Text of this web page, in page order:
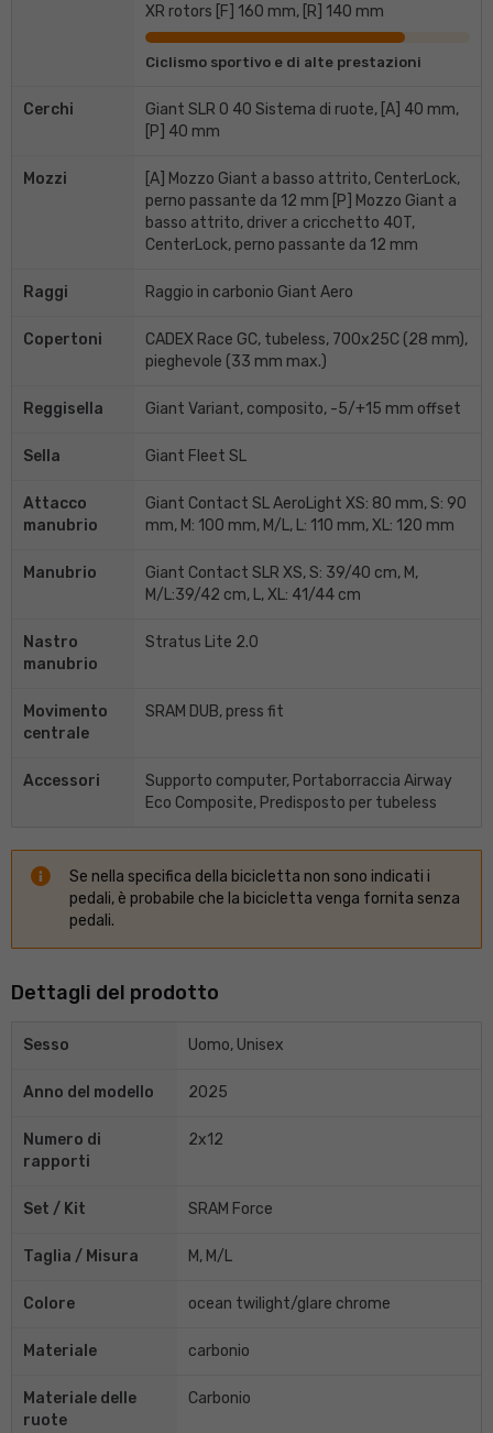
XR rotors [F] 160 mm, [R] 140 mm
Ciclismo sportivo e di alte prestazioni
Cerchi
Giant SLR 0 40 Sistema di ruote, [A] 40 mm,
[P] 40 mm
Mozzi
[A] Mozzo Giant a basso attrito, CenterLock,
perno passante da 12 mm [P] Mozzo Giant a
basso attrito, driver a cricchetto 40T,
CenterLock, perno passante da 12 mm
Raggi Raggio in carbonio Giant Aero
Copertoni
CADEX Race GC, tubeless, 700x25C (28 mm),
pieghevole (33 mm max.)
Reggisella Giant Variant, composito, -5/+15 mm offset
Sella Giant Fleet SL
Attacco
manubrio
Giant Contact SL AeroLight XS: 80 mm, S: 90
mm, M: 100 mm, M/L, L: 110 mm, XL: 120 mm
Manubrio
Giant Contact SLR XS, S: 39/40 cm, M,
M/L:39/42 cm, L, XL: 41/44 cm
Nastro
manubrio
Stratus Lite 2.0
Movimento
centrale
SRAM DUB, press fit
Accessori
Supporto computer, Portaborraccia Airway
Eco Composite, Predisposto per tubeless
Se nella specifica della bicicletta non sono indicati i
pedali, è probabile che la bicicletta venga fornita senza
pedali.
Dettagli del prodotto
Sesso Uomo, Unisex
Anno del modello 2025
Numero di
rapporti
2x12
Set / Kit SRAM Force
Taglia / Misura M, M/L
Colore ocean twilight/glare chrome
Materiale carbonio
Materiale delle
ruote
Carbonio